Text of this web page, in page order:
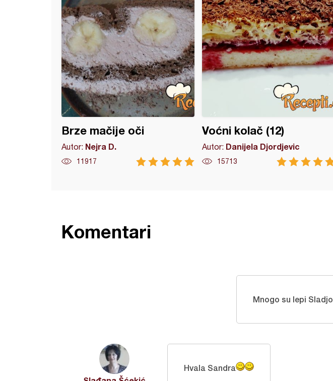
Brze mačije oči
Autor: Nejra D.
11917
Voćni kolač (12)
Autor: Danijela Djordjevic
15713
Komentari
Mnogo su lepi Sladjo
Hvala Sandra